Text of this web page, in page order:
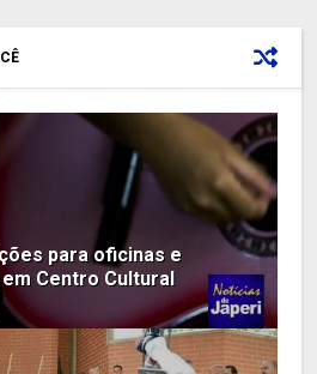
para oficinas e
Centro Cultural